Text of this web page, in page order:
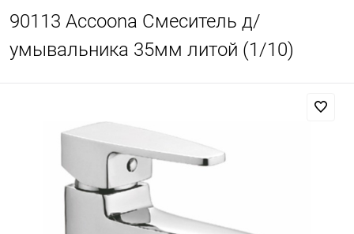
90113 Accoona Смеситель д/
умывальника 35мм литой (1/10)